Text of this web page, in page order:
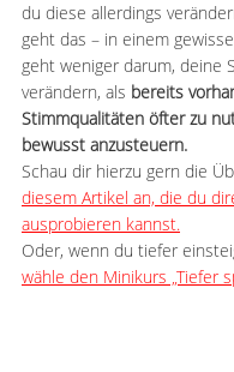
du diese allerdings
geht das – in einem
geht weniger darum, deine
verändern, als bereits
Stimmqualitäten öfter zu
bewusst anzusteuern.
Schau dir hierzu gern die
diesem Artikel an, die du
ausprobieren kannst.
Oder, wenn du tiefer
wähle den Minikurs „Tiefer